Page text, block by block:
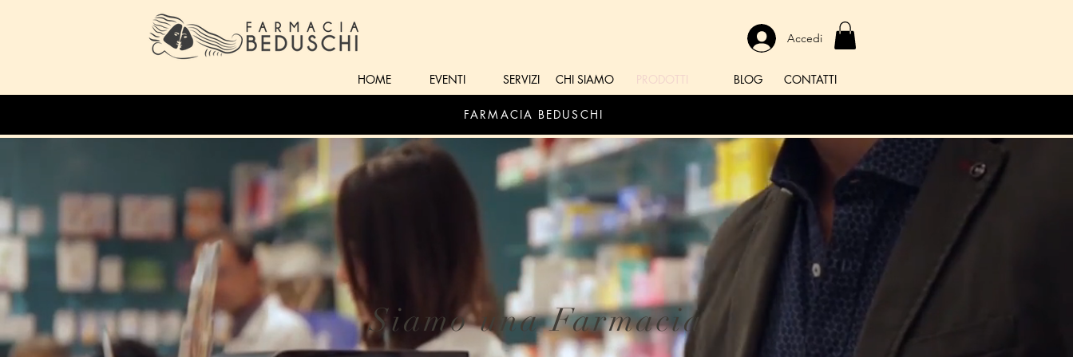
HOME EVENTI SERVIZI CHI SIAMO PRODOTTI BLOG CONTATTI
Accedi
FARMACIA BEDUSCHI
Siamo una Farmacia